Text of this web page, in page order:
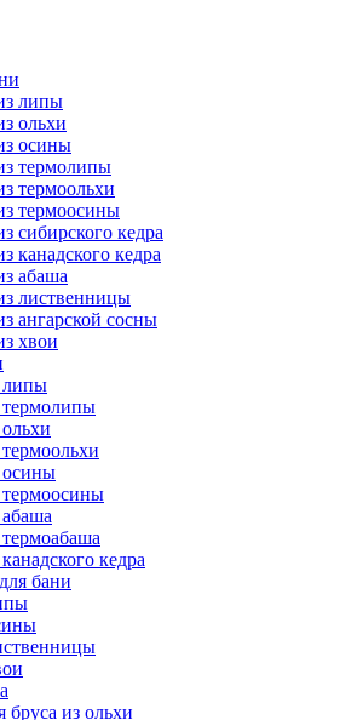
липы
ольхи
осины
термолипы
термоольхи
термоосины
сибирского кедра
канадского кедра
абаша
лиственницы
ангарской сосны
хвои
липы
кедра
бани
из ольхи